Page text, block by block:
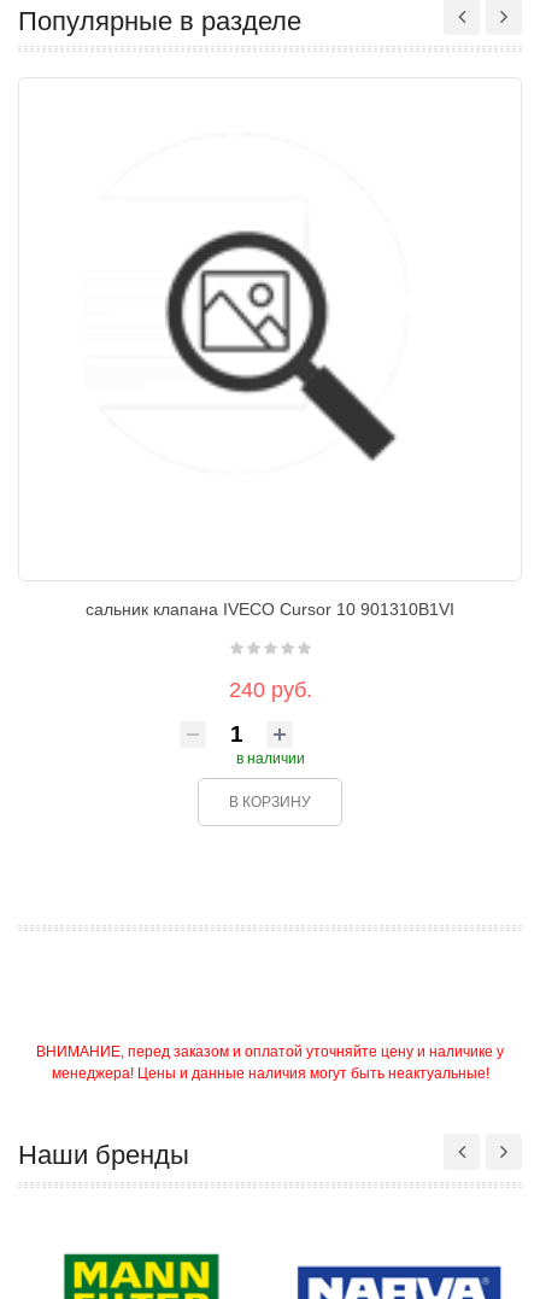
Популярные в разделе
сальник клапана IVECO Cursor 10 901310B1VI
240 руб.
в наличии
В КОРЗИНУ
ВНИМАНИЕ, перед заказом и оплатой уточняйте цену и наличике у
менеджера! Цены и данные наличия могут быть неактуальные!
Наши бренды